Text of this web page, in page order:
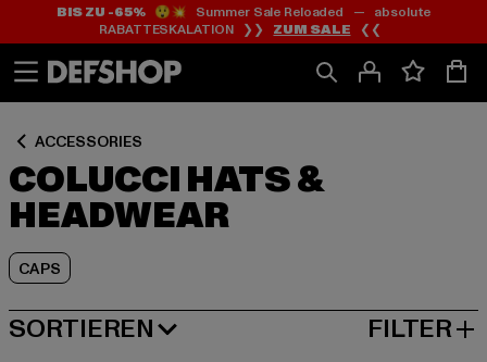
Zum
Inhalt
springen
Zum
Fußzeile
springen
BIS ZU -65%😲💥 Summer Sale Reloaded — absolute
RABATTESKALATION ❯❯ ZUM SALE ❮❮
ACCESSORIES
COLUCCI HATS &
HEADWEAR
CAPS
Zum
Produktraster
springen
SORTIEREN
BELIEBTESTE FILTER